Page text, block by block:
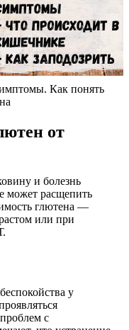
Как понять
от
и болезнь
может расщепить
глютена —
или при
у
с